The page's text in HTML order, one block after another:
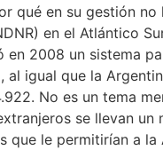
qué en su gestión no
en el Atlántico
en 2008 un sistema
al igual que la
No es un tema
se llevan un
que le permitirían a la